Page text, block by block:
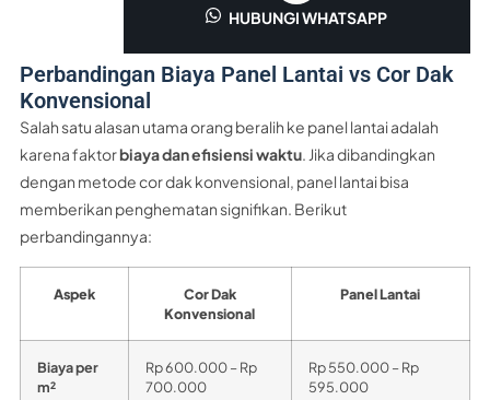
HUBUNGI WHATSAPP
Perbandingan Biaya Panel Lantai vs Cor Dak
Konvensional
Salah satu alasan utama orang beralih ke panel lantai adalah
karena faktorbiaya dan efisiensi waktu. Jika dibandingkan
dengan metode cor dak konvensional, panel lantai bisa
memberikan penghematan signifikan. Berikut
perbandingannya:
Aspek
Cor Dak
Konvensional
Panel Lantai
Biaya per
m²
Rp 600.000 – Rp
700.000
Rp 550.000 – Rp
595.000